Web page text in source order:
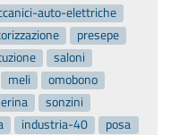
auto-elettriche
presepe
saloni
meli
omobono
sonzini
industria-40
posa